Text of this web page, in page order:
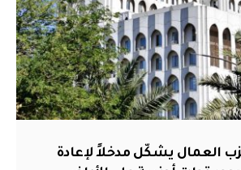
العمال يشكّل مدخلاً لإعادة